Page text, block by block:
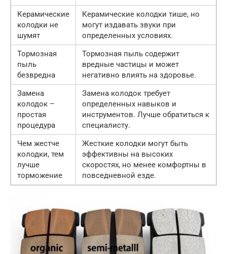
Керамические
колодки не
шумят
Керамические колодки тише, но
могут издавать звуки при
определенных условиях.
Тормозная
пыль
безвредна
Тормозная пыль содержит
вредные частицы и может
негативно влиять на здоровье.
Замена
колодок –
простая
процедура
Замена колодок требует
определенных навыков и
инструментов. Лучше обратиться к
специалисту.
Чем жестче
колодки, тем
лучше
торможение
Жесткие колодки могут быть
эффективны на высоких
скоростях, но менее комфортны в
повседневной езде.